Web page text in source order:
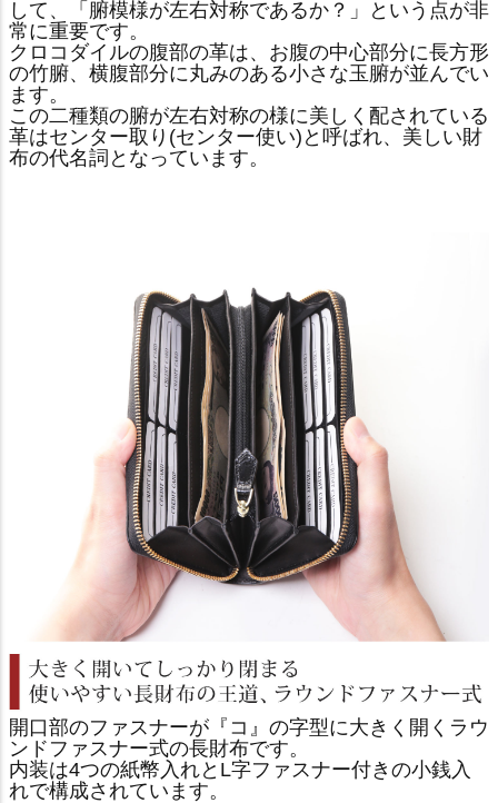
して、「腑模様が左右対称であるか？」という点が非
常に重要です。
クロコダイルの腹部の革は、お腹の中心部分に長方形
の竹腑、横腹部分に丸みのある小さな玉腑が並んでい
ます。
この二種類の腑が左右対称の様に美しく配されている
革はセンター取り(センター使い)と呼ばれ、美しい財
布の代名詞となっています。
開口部のファスナーが『コ』の字型に大きく開くラウ
ンドファスナー式の長財布です。
内装は4つの紙幣入れとL字ファスナー付きの小銭入
れで構成されています。